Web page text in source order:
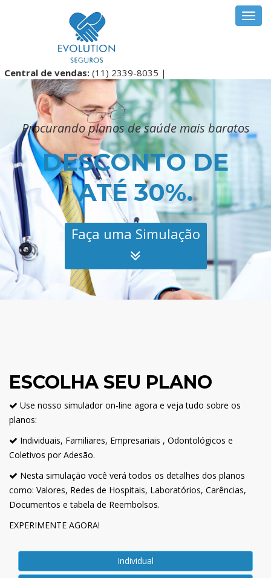
Central de vendas: (11) 2339-8035 |
Procurando planos de saúde mais baratos
DESCONTO DE
ATÉ 30%.
Faça uma Simulação
ESCOLHA SEU PLANO
Use nosso simulador on-line agora e veja tudo sobre os
planos:
Individuais, Familiares, Empresariais , Odontológicos e
Coletivos por Adesão.
Nesta simulação você verá todos os detalhes dos planos
como: Valores, Redes de Hospitais, Laboratórios, Carências,
Documentos e tabela de Reembolsos.
EXPERIMENTE AGORA!
Individual